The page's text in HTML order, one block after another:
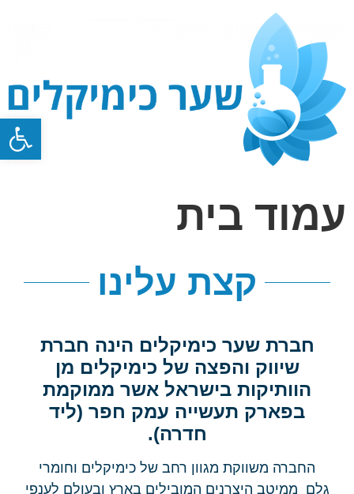
עמוד בית
קצת עלינו
חברת שער כימיקלים הינה חברת
שיווק והפצה של כימיקלים מן
הוותיקות בישראל אשר ממוקמת
בפארק תעשייה עמק חפר (ליד
חדרה).
החברה משווקת מגוון רחב של כימיקלים וחומרי
גלם ממיטב היצרנים המובילים בארץ ובעולם לענפי
פתח